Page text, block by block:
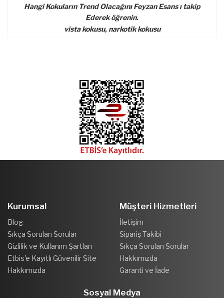
Hangi Kokuların Trend Olacağını Feyzan Esans ı takip
Ederek öğrenin.
​vista kokusu, narkotik kokusu
Kurumsal
Blog
Sıkça Sorulan Sorular
Gizlilik ve Kullanım Şartları
Etbis'e Kayıtlı Güvenilir Site
Hakkımızda
Müşteri Hizmetleri
İletişim
Sipariş Takibi
Sıkça Sorulan Sorular
Hakkımızda
Garanti ve İade
Sosyal Medya